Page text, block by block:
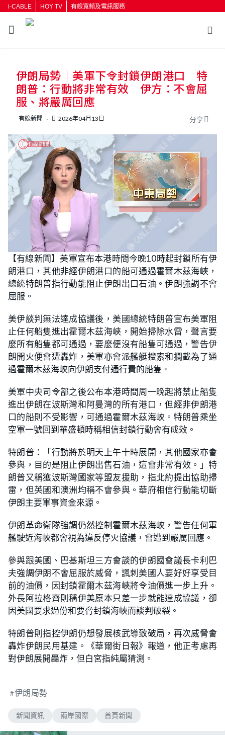
i-CABLE HOY TV 有線寬頻及電訊服務
按輸入鍵開始搜尋
伊朗局勢｜美軍下令封鎖伊朗港口 特
朗普：行動將非常有效 伊方：不會屈
服、將嚴厲回應
有線新聞 2026年04月13日 分享
U
n
m
t
e
o
a
d
e
d
:
2
%
【有線新聞】美軍宣布本港時間今晚10時起封鎖所有伊
朗港口，其他非經伊朗港口的船可通過霍爾木茲海峽，
總統特朗普指行動能阻止伊朗出口石油。伊朗強調不會
屈服。
美伊談判無法達成協議後，美國總統特朗普宣布美軍阻
止任何船隻進出霍爾木茲海峽，開始掃除水雷，聲言要
麼所有船隻都可通過，要麼便沒有船隻可通過，警告伊
朗開火便會遭轟炸，美軍亦會派艦艇搜索和攔截為了通
過霍爾木茲海峽向伊朗支付通行費的船隻。
美軍中央司令部之後公布本港時間周一晚起將禁止船隻
進出伊朗在波斯灣和阿曼灣的所有港口，但經非伊朗港
口的船則不受影響，可通過霍爾木茲海峽。特朗普乘坐
空軍一號回到華盛頓時稱相信封鎖行動會有成效。
特朗普：「行動將於明天上午十時展開，其他國家亦會
參與，目的是阻止伊朗出售石油，這會非常有效。」特
朗普又稱獲波斯灣國家等盟友援助，指北約提出協助掃
雷，但英國和澳洲均稱不會參與。華府相信行動能切斷
伊朗主要軍事資金來源。
伊朗革命衛隊強調仍然控制霍爾木茲海峽，警告任何軍
艦駛近海峽都會視為違反停火協議，會遭到嚴厲回應。
參與跟美國、巴基斯坦三方會談的伊朗國會議長卡利巴
夫強調伊朗不會屈服於威脅，諷刺美國人要好好享受目
前的油價，因封鎖霍爾木茲海峽將令油價進一步上升。
外長阿拉格齊則稱伊美原本只差一步就能達成協議，卻
因美國要求過份和要脅封鎖海峽而談判破裂。
特朗普則指控伊朗仍想發展核武導致破局，再次威脅會
轟炸伊朗民用基建。《華爾街日報》報道，他正考慮再
對伊朗展開轟炸，但白宮指純屬猜測。
伊朗局勢
新聞資訊 兩岸國際 首頁新聞